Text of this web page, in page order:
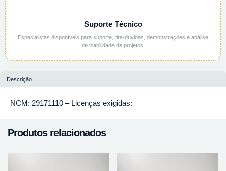
Suporte Técnico
Especialistas disponíveis para suporte, tira-dúvidas, demonstrações e análise
de viabilidade de projetos.
Descrição
NCM: 29171110 – Licenças exigidas:
Produtos relacionados